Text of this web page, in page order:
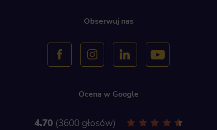
user, providing him or her with the marketing, advertising and retargeting content deemed most appropriate.
Obserwuj nas
Ocena w Google
4.70 3600 głosów